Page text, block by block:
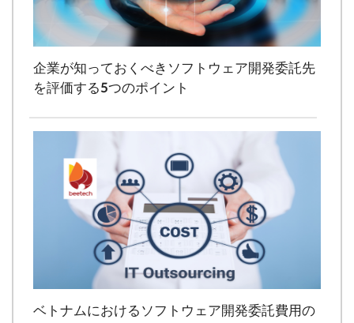
企業が知っておくべきソフトウェア開発委託先
を評価する5つのポイント
ベトナムにおけるソフトウェア開発委託費用の